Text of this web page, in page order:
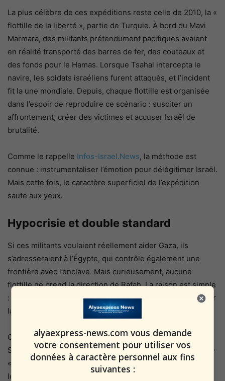
La plus célèbre de ces expéditions reste celle de 2010, la «
flottille de la liberté », partie de Turquie. À bord du Mavi
Marmara, des militants prétendument pacifiques avaient
en réalité transporté des barres de fer, des couteaux et
des fonds pour le Hamas. Lorsque Tsahal intercepta le
navire, les soldats israéliens furent attaqués, et l’incident
fit la une mondiale. Depuis, chaque flottille est organisée
dans l’espoir de reproduire ce scénario : susciter un
affrontement, créer des victimes et accuser Israël de
brutalité.
Comme le rappelle Infos-Israel.News, la méthode est
connue : instrumentaliser l’émotion pour délégitimer Israël.
Mais cette fois, le caractère superficiel de l’expédition
saute aux yeux.
Hypocrisie et double standard
Si ces militants voulaient réellement aider Gaza, ils
s’adresseraient à l’Égypte, qui contrôle également une
frontière avec l’enclave. Mais curieusement, aucune
flottille ne prend la direction de Rafah. La raison est simple
: le but n’est pas d’aider les civils, mais d’attaquer Israël sur
la scène internationale.
Cette hypocrisie est flagrante. Alors que des millions de
Syriens ont été massacrés par leur propre régime, aucune
« flottille humanitaire » n’a été organisée pour Alep ou
Idlib. Aucun militant n’a risqué sa vie pour briser le siège
alyaexpress-news.com vous demande
votre consentement pour utiliser vos
données à caractère personnel aux fins
suivantes :